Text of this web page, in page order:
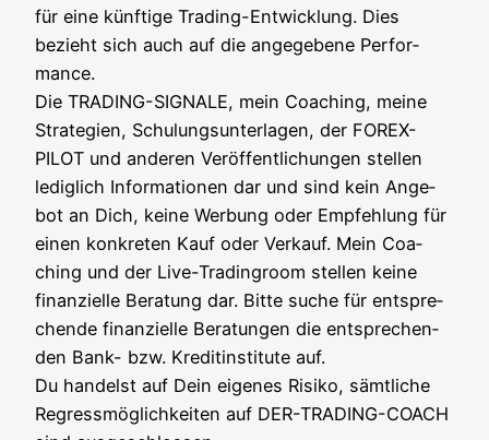
für eine künf­ti­ge Tra­ding-Ent­wick­lung. Dies
bezieht sich auch auf die ange­ge­be­ne Per­for­
mance.
Die TRADING-SIGNALE, mein Coa­ching, mei­ne
Stra­te­gien, Schu­lungs­un­ter­la­gen, der FOREX-
PILOT und ande­ren Ver­öf­fent­li­chun­gen stel­len
ledig­lich Infor­ma­tio­nen dar und sind kein Ange­
bot an Dich, kei­ne Wer­bung oder Emp­feh­lung für
einen kon­kre­ten Kauf oder Ver­kauf. Mein Coa­
ching und der Live-Tra­din­g­room stel­len kei­ne
finan­zi­el­le Bera­tung dar. Bit­te suche für ent­spre­
chen­de finan­zi­el­le Bera­tun­gen die ent­spre­chen­
den Bank- bzw. Kre­dit­in­sti­tu­te auf.
Du han­delst auf Dein eige­nes Risi­ko, sämt­li­che
Regress­mög­lich­kei­ten auf DER-TRADING-COACH